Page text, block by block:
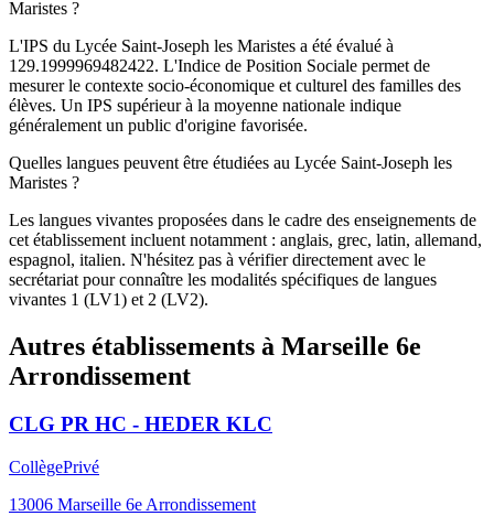
Maristes ?
L'IPS du Lycée Saint-Joseph les Maristes a été évalué à
129.1999969482422. L'Indice de Position Sociale permet de
mesurer le contexte socio-économique et culturel des familles des
élèves. Un IPS supérieur à la moyenne nationale indique
généralement un public d'origine favorisée.
Quelles langues peuvent être étudiées au Lycée Saint-Joseph les
Maristes ?
Les langues vivantes proposées dans le cadre des enseignements de
cet établissement incluent notamment : anglais, grec, latin, allemand,
espagnol, italien. N'hésitez pas à vérifier directement avec le
secrétariat pour connaître les modalités spécifiques de langues
vivantes 1 (LV1) et 2 (LV2).
Autres établissements à Marseille 6e
Arrondissement
CLG PR HC - HEDER KLC
CollègePrivé
13006 Marseille 6e Arrondissement